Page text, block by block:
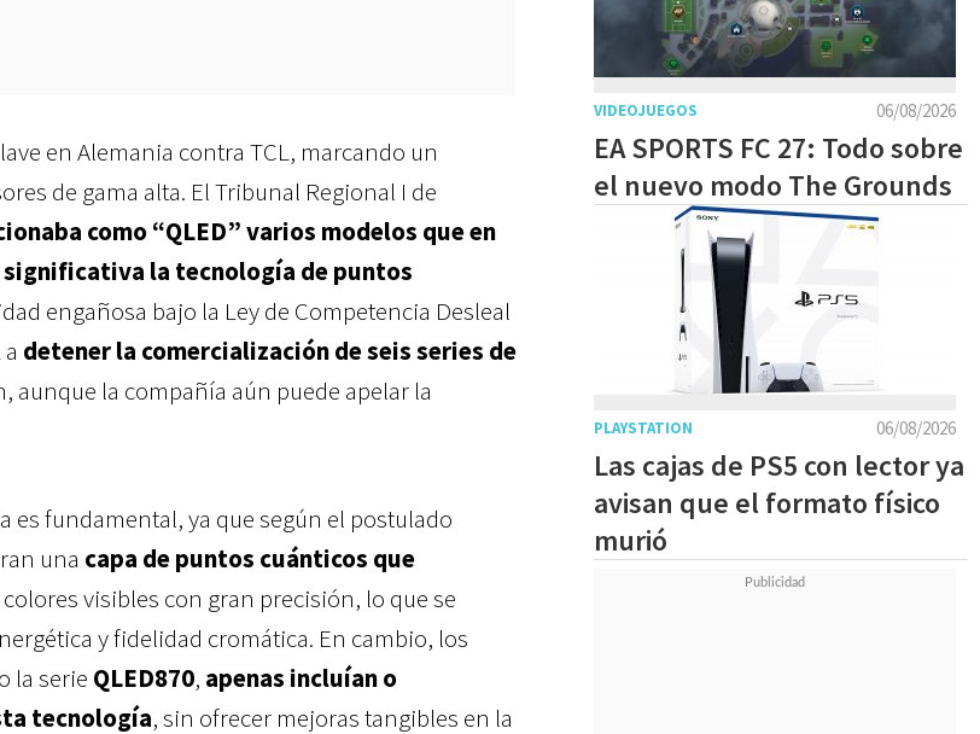
en Alemania contra TCL, marcando un
de gama alta. El Tribunal Regional I de
como “QLED” varios modelos que en
la tecnología depuntos
engañosa bajo la Ley de Competencia Desleal
detener la comercialización de seis series de
aunque la compañía aún puede apelar la
es fundamental, ya que según el postulado
una capa de puntos cuánticos que
visibles con gran precisión, lo que se
y fidelidad cromática. En cambio, los
la serie QLED870, apenas incluían o
tecnología, sin ofrecer mejoras tangibles en la
06/08/2026
VIDEOJUEGOS
EA SPORTS FC 27: Todo sobre
el nuevo modo The Grounds
06/08/2026
PLAYSTATION
Las cajas de PS5 con lector ya
avisan que el formato físico
murió